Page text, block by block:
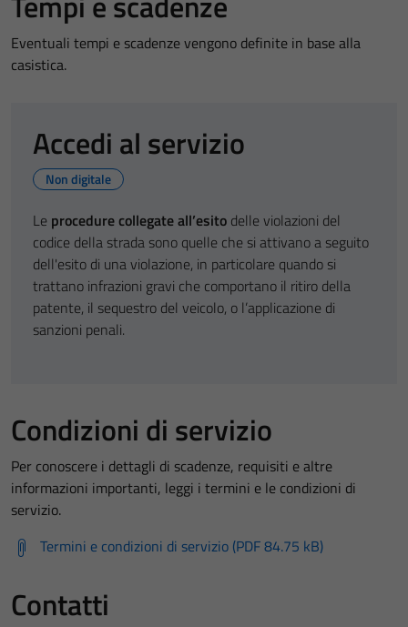
Eventuali tempi e scadenze vengono definite in base alla
casistica.
Accedi al servizio
Non digitale
Le procedure collegate all’esito delle violazioni del
codice della strada sono quelle che si attivano a seguito
dell'esito di una violazione, in particolare quando si
trattano infrazioni gravi che comportano il ritiro della
patente, il sequestro del veicolo, o l’applicazione di
sanzioni penali.
Condizioni di servizio
Per conoscere i dettagli di scadenze, requisiti e altre
informazioni importanti, leggi i termini e le condizioni di
servizio.
Termini e condizioni di servizio (PDF 84.75 kB)
Contatti